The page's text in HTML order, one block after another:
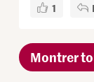
1
Montrer